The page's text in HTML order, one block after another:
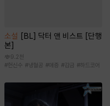
소설 [BL] 닥터 앤 비스트 [단행
본]
9.2천
#헌신수 #냉혈공 #애증 #감금 #하드코어